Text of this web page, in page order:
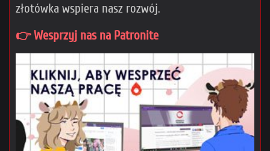
złotówka wspiera nasz rozwój.
👉 Wesprzyj nas na Patronite